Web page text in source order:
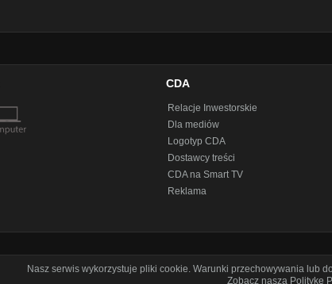
CDA
Relacje Inwestorskie
Dla mediów
Logotyp CDA
Dostawcy treści
CDA na Smart TV
Reklama
Nasz serwis wykorzystuje pliki cookie. Warunki przechowywania lub
Zobacz naszą Politykę